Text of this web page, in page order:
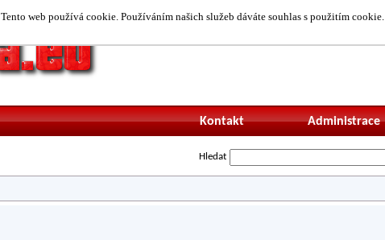
Tento web používá cookie. Používáním našich služeb dáváte souhlas s použitím cookie.
Administrace
Kontakt
Hledat